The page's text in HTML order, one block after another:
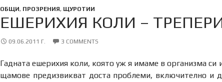
ОБЩИ, ПРОЗРЕНИЯ, ЩУРОТИИ
ЕШЕРИХИЯ КОЛИ –
09.06.2011 Г. 3 COMMENTS
Гадната ешерихия коли, която уж я имаме в организма
щамове предизвикват доста проблеми, включително и